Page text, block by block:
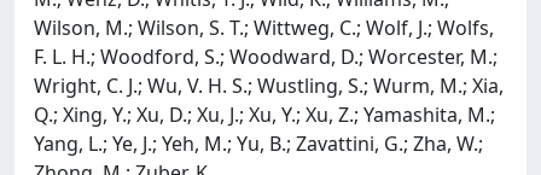
Wilson, M.; Wilson, S. T.; Wittweg, C.; Wolf, J.; Wolfs,
F. L. H.; Woodford, S.; Woodward, D.; Worcester, M.;
Wright, C. J.; Wu, V. H. S.; Wustling, S.; Wurm, M.; Xia,
Q.; Xing, Y.; Xu, D.; Xu, J.; Xu, Y.; Xu, Z.; Yamashita, M.;
Yang, L.; Ye, J.; Yeh, M.; Yu, B.; Zavattini, G.; Zha, W.;